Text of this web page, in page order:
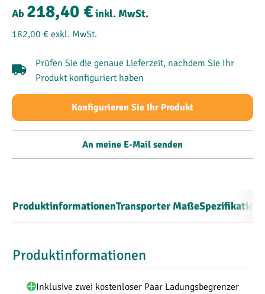
182,00 € exkl. MwSt.
Ab 218,40 €inkl. MwSt.
Prüfen Sie die genaue Lieferzeit, nachdem Sie Ihr
Produkt konfiguriert haben
Konfigurieren Sie Ihr Produkt
An meine E-Mail senden
ProduktinformationenTransporter Maße
Produktinformationen
Inklusive zwei kostenloser Paar Ladungsbegrenzer